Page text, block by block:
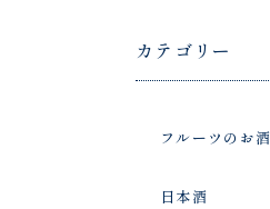
カテゴリー
フルーツのお酒
日本酒